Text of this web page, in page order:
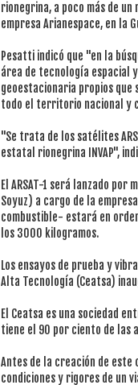
rionegrina, a poco más de un
empresa Arianespace, en la
Pesatti indicó que "en la
área de tecnología espacial
geoestacionaria propios
todo el territorio nacional y
"Se trata de los satélites
estatal rionegrina INVAP",
El ARSAT-1 será lanzado
Soyuz) a cargo de la
combustible- estará en
los 3000 kilogramos.
Los ensayos de prueba y
Alta Tecnología (Ceatsa)
El Ceatsa es una sociedad
tiene el 90 por ciento de las
Antes de la creación de este
condiciones y rigores de un